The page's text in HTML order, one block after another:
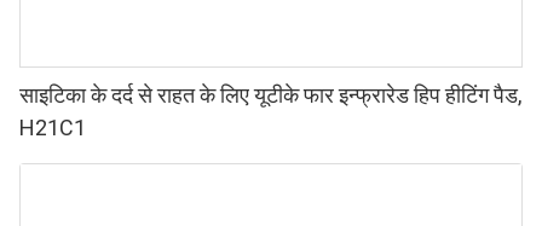
साइटिका के दर्द से राहत के लिए यूटीके फार इन्फ्रारेड हिप हीटिंग पैड,
H21C1